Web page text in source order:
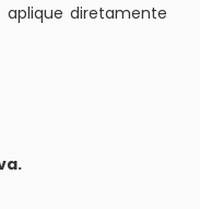
diretamente